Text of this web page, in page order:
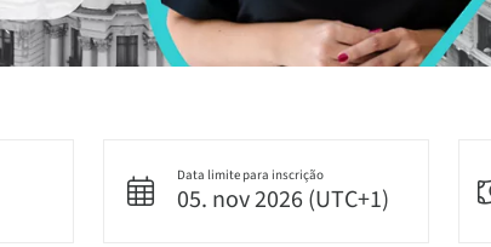
Data limite para inscrição
05. nov 2026 (UTC+1)